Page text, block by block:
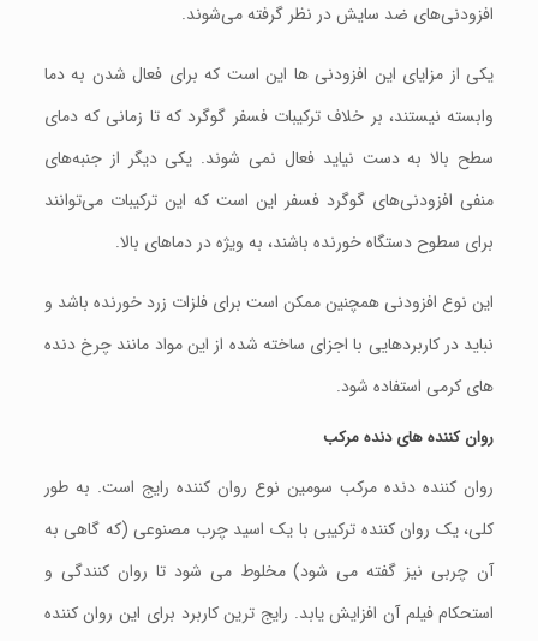
افزودنی‌های ضد سایش در نظر گرفته می‌شوند.
یکی از مزایای این افزودنی ها این است که برای فعال شدن به دما
وابسته نیستند، بر خلاف ترکیبات فسفر گوگرد که تا زمانی که دمای
سطح بالا به دست نیاید فعال نمی شوند. یکی دیگر از جنبه‌های
منفی افزودنی‌های گوگرد فسفر این است که اين ترکيبات می‌توانند
برای سطوح دستگاه خورنده باشند، به ویژه در دماهای بالا.
این نوع افزودنی همچنین ممکن است برای فلزات زرد خورنده باشد و
نباید در کاربردهایی با اجزای ساخته شده از این مواد مانند چرخ دنده
های کرمی استفاده شود.
روان کننده های دنده مرکب
روان کننده دنده مرکب سومین نوع روان کننده رایج است. به طور
کلی، یک روان کننده ترکیبی با یک اسید چرب مصنوعی (که گاهی به
آن چربی نیز گفته می شود) مخلوط می شود تا روان کنندگی و
استحکام فیلم آن افزایش یابد. رایج ترین کاربرد برای این روان کننده